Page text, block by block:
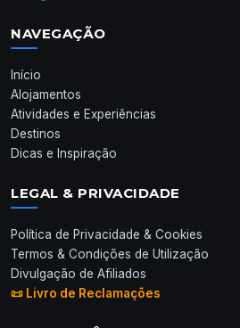
NAVEGAÇÃO
Início
Alojamentos
Atividades e Experiências
Destinos
Dicas e Inspiração
LEGAL & PRIVACIDADE
Política de Privacidade & Cookies
Termos & Condições de Utilização
Divulgação de Afiliados
📜 Livro de Reclamações